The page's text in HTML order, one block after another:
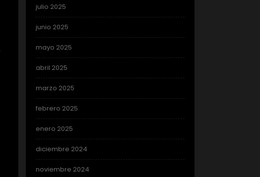
julio 2025
junio 2025
mayo 2025
abril 2025
marzo 2025
febrero 2025
enero 2025
diciembre 2024
noviembre 2024